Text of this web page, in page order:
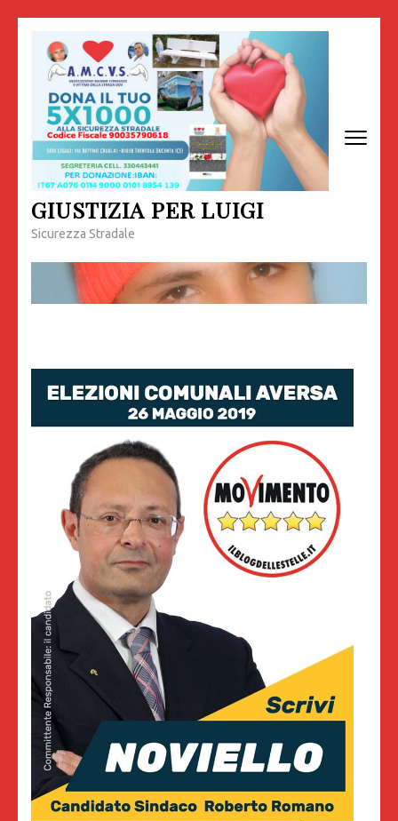
contenuto
(premi
invio)
GIUSTIZIA PER LUIGI
Sicurezza Stradale